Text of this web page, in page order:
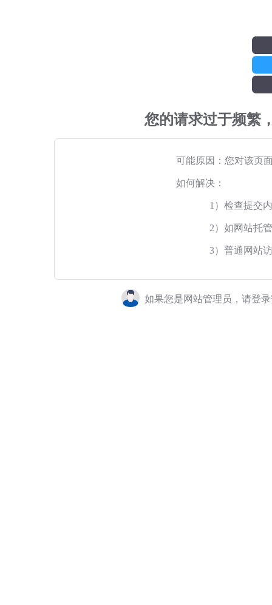
您的请求过于频繁
可能原因：您对该页
如何解决：
1）检查提交
2）如网站托
3）普通网站
如果您是网站管理员，请登